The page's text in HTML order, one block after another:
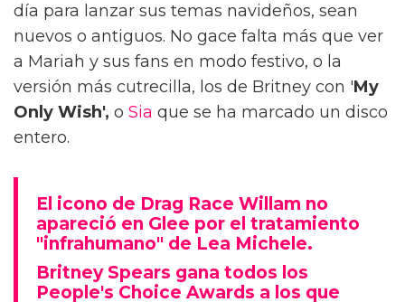
día para lanzar sus temas navideños, sean
nuevos o antiguos. No gace falta más que ver
a Mariah y sus fans en modo festivo, o la
versión más cutrecilla, los de Britney con 'My
Only Wish', o Sia que se ha marcado un disco
entero.
El icono de Drag Race Willam no
apareció en Glee por el tratamiento
"infrahumano" de Lea Michele.
Britney Spears gana todos los
People's Choice Awards a los que